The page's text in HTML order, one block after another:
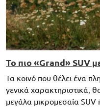
Το πιο «Grand» SUV
Τα κοινό που θέλει ένα
γενικά χαρακτηριστικά,
μεγάλα μικρομεσαία